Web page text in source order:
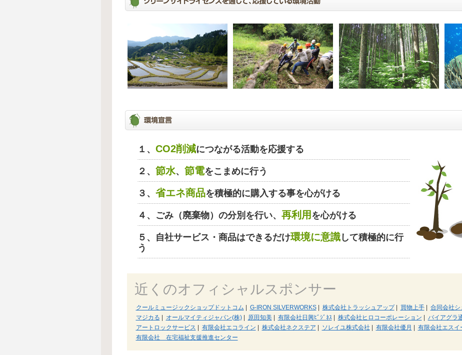
１、 CO2削減につながる活動を応援する
２、 節水、 節電をこまめに行う
３、 省エネ商品を積極的に購入する事を心がける
４、ごみ（廃棄物）の分別を行い、 再利用 を心がける
５、自社サービス・商品はできるだけ環境に意識して積極的に行
う
近くのオフィシャルスポンサー
クールミュージックショップドットコム G-IRON SILVERWORKS| 株式会社トラッシュアップ| 買物上手| 合同会社シ
マジカる
オールマイティジャパン(株)| 原田知美| 有限会社日興ﾋﾞｼﾞﾈｽ| 株式会社ヒロコーポレーション バイアグラ
アートロックサービス
有限会社エコライン 株式会社ネクステア ソレイユ株式会社 有限会社優月 有限会社エスイ
有限会社 在宅福祉支援推進センター